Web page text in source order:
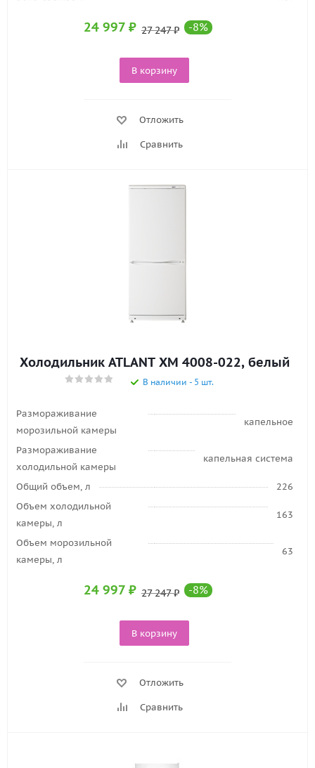
24 997 ₽ 27 247₽ -8%
В корзину
Отложить
Сравнить
Холодильник ATLANT ХМ 4008-022, белый
В наличии - 5 шт.
Размораживание
морозильной камеры
капельное
Размораживание
холодильной камеры
капельная система
Общий объем, л
226
Объем холодильной
камеры, л
163
Объем морозильной
камеры, л
63
24 997 ₽ 27 247₽ -8%
В корзину
Отложить
Сравнить